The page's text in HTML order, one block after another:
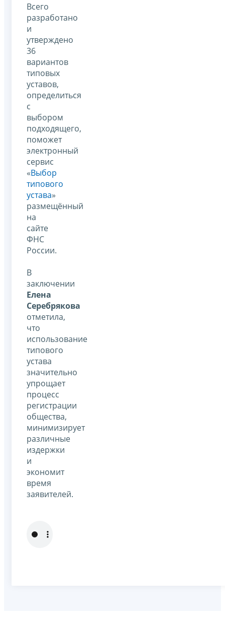
Всего
разработано
и
утверждено
36
вариантов
типовых
уставов,
определиться
с
выбором
подходящего,
поможет
электронный
сервис
«Выбор
типового
устава»
размещённый
на
сайте
ФНС
России.
В
заключении
Елена
Серебрякова
отметила,
что
использование
типового
устава
значительно
упрощает
процесс
регистрации
общества,
минимизирует
различные
издержки
и
экономит
время
заявителей.